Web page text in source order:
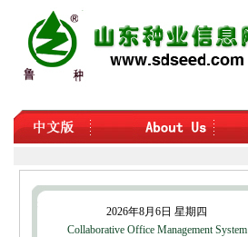
2026年8月6日 星期四
Collaborative Office Management System